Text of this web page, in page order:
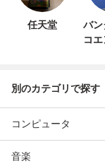
任天堂
バン
コ
別のカテゴリで探す
コンピュータ
音楽